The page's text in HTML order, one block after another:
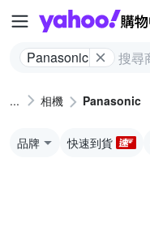
Panasonic
相機 Panasonic
品牌 快速到貨